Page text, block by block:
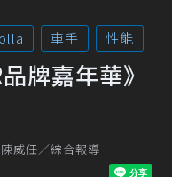
車手 性能
牌嘉年華》
威任／綜合報導